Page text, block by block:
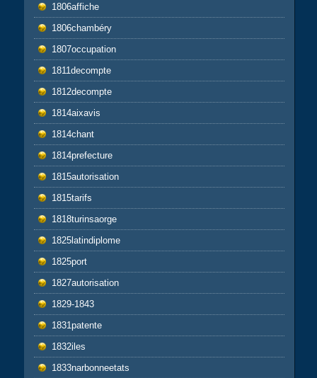
1806affiche
1806chambéry
1807occupation
1811decompte
1812decompte
1814aixavis
1814chant
1814prefecture
1815autorisation
1815tarifs
1818turinsaorge
1825latindiplome
1825port
1827autorisation
1829-1843
1831patente
1832iles
1833narbonneetats